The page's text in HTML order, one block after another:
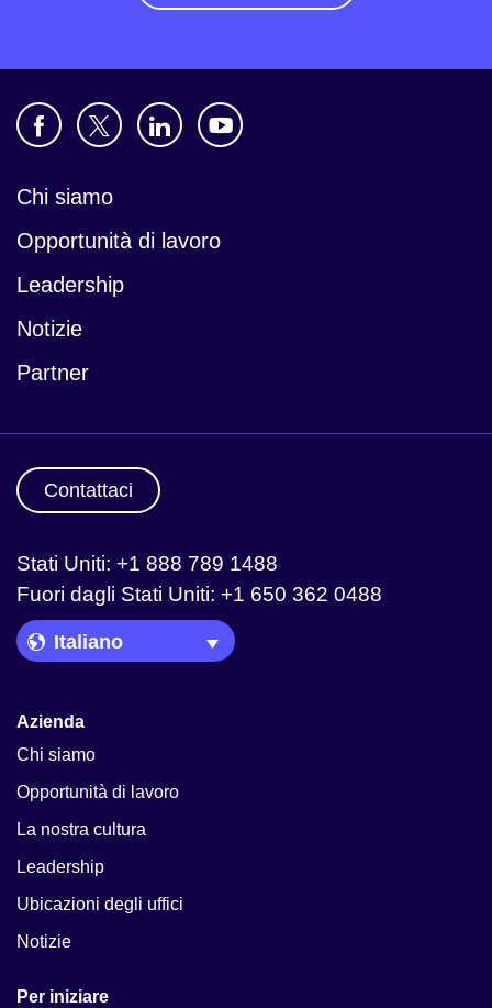
Chi siamo
Opportunità di lavoro
Leadership
Notizie
Partner
Contattaci
Stati Uniti: +1 888 789 1488
Fuori dagli Stati Uniti: +1 650 362 0488
Language Picker
Azienda
Chi siamo
Opportunità di lavoro
La nostra cultura
Leadership
Ubicazioni degli uffici
Notizie
Per iniziare